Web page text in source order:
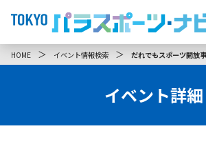
HOME ＞ イベント情報検索 ＞ だれでもスポーツ開放
イベント詳細